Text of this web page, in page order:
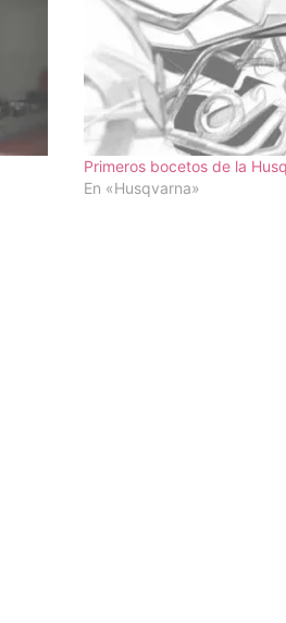
Primeros bocetos de la
En «Husqvarna»